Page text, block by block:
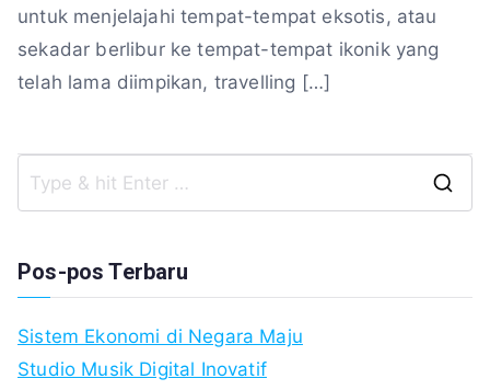
untuk menjelajahi tempat-tempat eksotis, atau
sekadar berlibur ke tempat-tempat ikonik yang
telah lama diimpikan, travelling […]
Pos-pos Terbaru
Sistem Ekonomi di Negara Maju
Studio Musik Digital Inovatif